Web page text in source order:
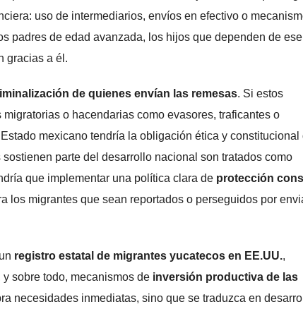
uso de intermediarios, envíos en efectivo o
padres de edad avanzada, los hijos que dependen de ese
gracias a él.
de quienes envían las remesas. Si estos
o hacendarias como evasores, traficantes o
mexicano tendría la obligación ética y constitucional
parte del desarrollo nacional son tratados como
que implementar una política clara de protección
los migrantes que sean reportados o perseguidos por
registro estatal de migrantes yucatecos en EE.UU.,
sobre todo, mecanismos de inversión productiva de las
necesidades inmediatas, sino que se traduzca en